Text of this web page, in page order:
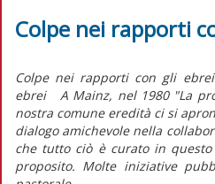
Colpe nei rapporti
Colpe nei rapporti con gli
ebrei A Mainz, nel 1980 "La
nostra comune eredità ci si
dialogo amichevole nella
che tutto ciò è curato in
proposito. Molte iniziative